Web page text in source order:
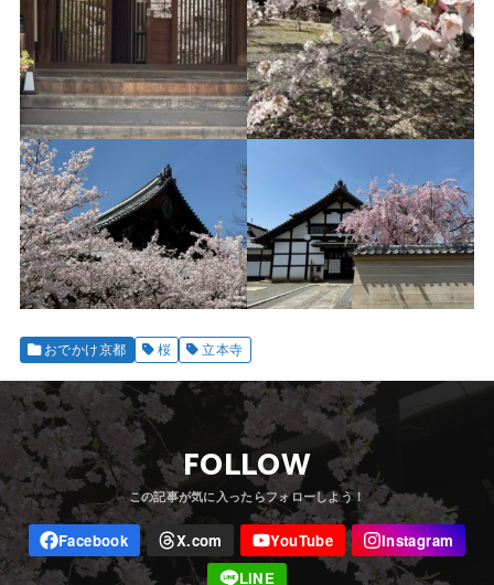
おでかけ京都 桜 立本寺
FOLLOW